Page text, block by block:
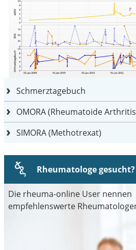
Schmerztagebuch
OMORA (Rheumatoide
SIMORA (Methotrexat)
Rheumatologe gesucht?
Die rheuma-online User nennen
empfehlenswerte